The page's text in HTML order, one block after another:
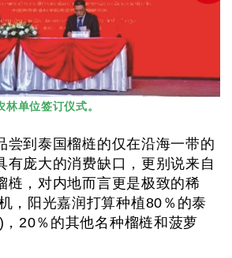
单位签订仪式。
尝到泰国榴梿的仅在沿海一带的
有庞大的消费缺口，更别说来自
梿，对内地而言更是极致的稀
，阳光嘉润打算种植80％的泰
20％的其他名种榴梿和菠萝